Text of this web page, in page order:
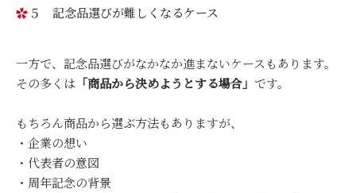
５ 記念品選びが難しくなるケース
一方で、記念品選びがなかなか進まないケースもあります。
その多くは 「商品から決めようとする場合」 です。
もちろん商品から選ぶ方法もありますが、
・企業の想い
・代表者の意図
・周年記念の背景